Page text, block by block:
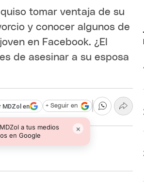
tomar ventaja de su
y conocer algunos de
en Facebook. ¿El
de asesinar a su esposa
MDZol en
a tus medios
en Google
×
+ Seguir en